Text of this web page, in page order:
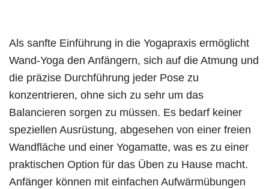
Als sanfte Einführung in die Yogapraxis ermöglicht
Wand-Yoga den Anfängern, sich auf die Atmung und
die präzise Durchführung jeder Pose zu
konzentrieren, ohne sich zu sehr um das
Balancieren sorgen zu müssen. Es bedarf keiner
speziellen Ausrüstung, abgesehen von einer freien
Wandfläche und einer Yogamatte, was es zu einer
praktischen Option für das Üben zu Hause macht.
Anfänger können mit einfachen Aufwärmübungen